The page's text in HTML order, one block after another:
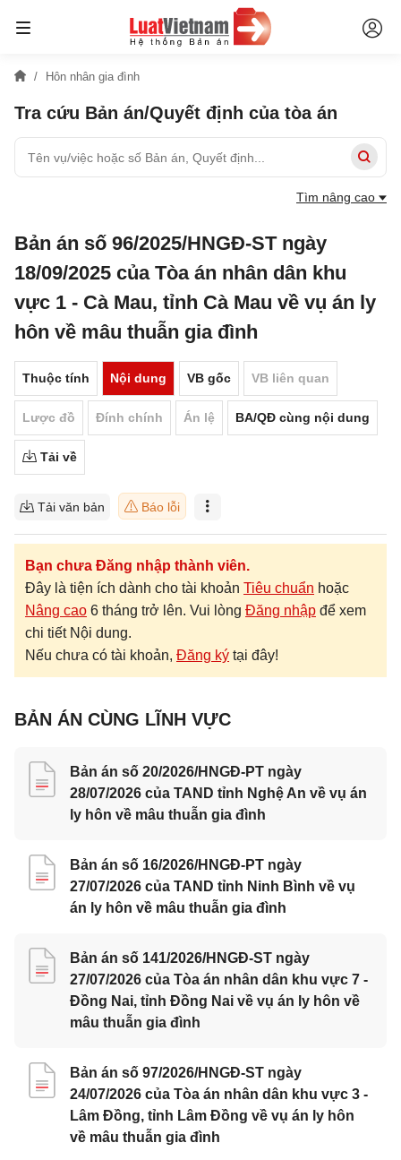
Hôn nhân gia đình
Tra cứu Bản án/Quyết định của tòa án
Tìm nâng cao
Bản án số 96/2025/HNGĐ-ST ngày
18/09/2025 của Tòa án nhân dân khu
vực 1 - Cà Mau, tỉnh Cà Mau về vụ án ly
hôn về mâu thuẫn gia đình
Thuộc tính Nội dung VB gốc VB liên quan
Lược đồ Đính chính Án lệ BA/QĐ cùng nội dung
Tải về
Tải văn bản Báo lỗi
Bạn chưa Đăng nhập thành viên.
Đây là tiện ích dành cho tài khoản Tiêu chuẩn hoặc
Nâng cao 6 tháng trở lên. Vui lòng Đăng nhập để xem
chi tiết Nội dung.
Nếu chưa có tài khoản, Đăng ký tại đây!
BẢN ÁN CÙNG LĨNH VỰC
Bản án số 20/2026/HNGĐ-PT ngày
28/07/2026 của TAND tỉnh Nghệ An về vụ án
ly hôn về mâu thuẫn gia đình
Bản án số 16/2026/HNGĐ-PT ngày
27/07/2026 của TAND tỉnh Ninh Bình về vụ
án ly hôn về mâu thuẫn gia đình
Bản án số 141/2026/HNGĐ-ST ngày
27/07/2026 của Tòa án nhân dân khu vực 7 -
Đồng Nai, tỉnh Đồng Nai về vụ án ly hôn về
mâu thuẫn gia đình
Bản án số 97/2026/HNGĐ-ST ngày
24/07/2026 của Tòa án nhân dân khu vực 3 -
Lâm Đồng, tỉnh Lâm Đồng về vụ án ly hôn
về mâu thuẫn gia đình